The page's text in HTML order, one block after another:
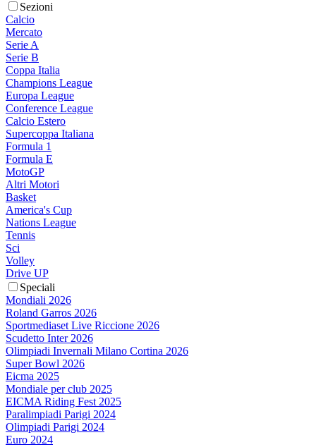
Sezioni
Calcio
Mercato
Serie A
Serie B
Coppa Italia
Champions League
Europa League
Conference League
Calcio Estero
Supercoppa Italiana
Formula 1
Formula E
MotoGP
Altri Motori
Basket
America's Cup
Nations League
Tennis
Sci
Volley
Drive UP
Speciali
Mondiali 2026
Roland Garros 2026
Sportmediaset Live Riccione 2026
Scudetto Inter 2026
Olimpiadi Invernali Milano Cortina 2026
Super Bowl 2026
Eicma 2025
Mondiale per club 2025
EICMA Riding Fest 2025
Paralimpiadi Parigi 2024
Olimpiadi Parigi 2024
Euro 2024